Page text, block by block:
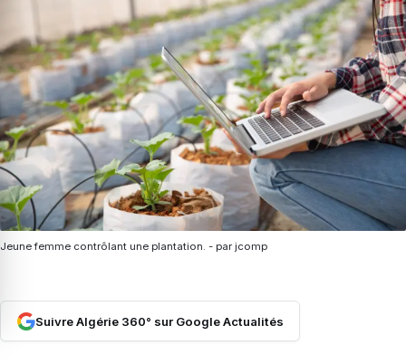
Jeune femme contrôlant une plantation. - par jcomp
Suivre Algérie 360° sur Google Actualités